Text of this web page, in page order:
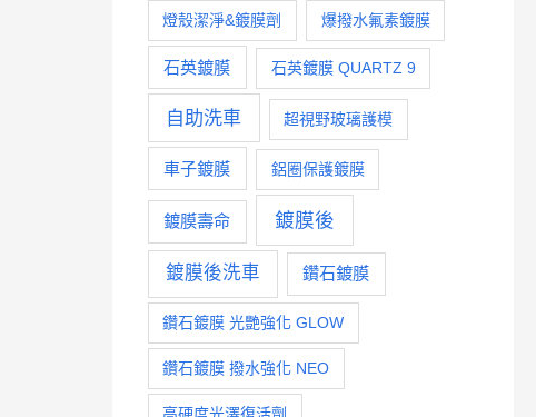
燈殼潔淨&鍍膜劑 爆撥水氟素鍍膜
石英鍍膜 石英鍍膜 QUARTZ 9
自助洗車 超視野玻璃護模
車子鍍膜 鋁圈保護鍍膜
鍍膜壽命 鍍膜後
鍍膜後洗車 鑽石鍍膜
鑽石鍍膜 光艷強化 GLOW
鑽石鍍膜 撥水強化 NEO
高硬度光澤復活劑